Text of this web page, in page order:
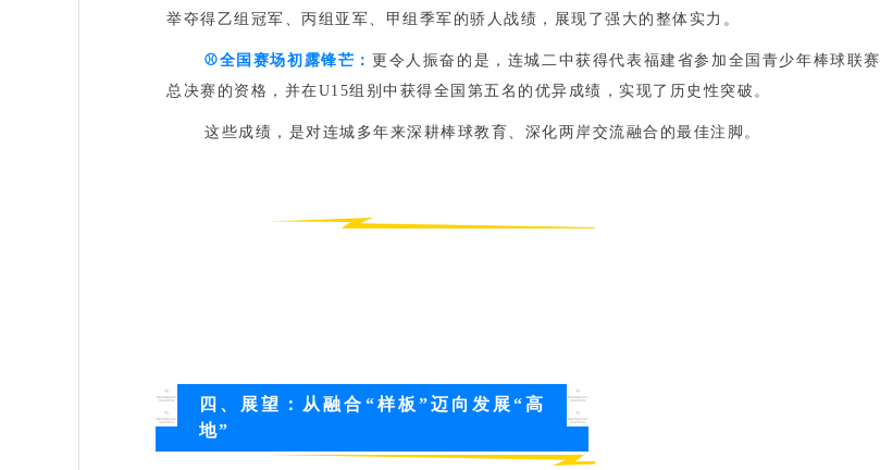
举夺得‌乙组冠军、丙组亚军、甲组季军‌的骄人战绩，展现了强大的整体实力。
⚾️全国赛场初露锋芒‌： 更令人振奋的是，连城二中获得代表福建省参加全国青少年棒球联赛
总决赛的资格，并在U15组别中获得‌全国第五名‌的优异成绩，实现了历史性突破。
这些成绩，是对连城多年来深耕棒球教育、深化两岸交流融合的最佳注脚。
四、展望：从融合“样板”迈向发展“高
地”‌